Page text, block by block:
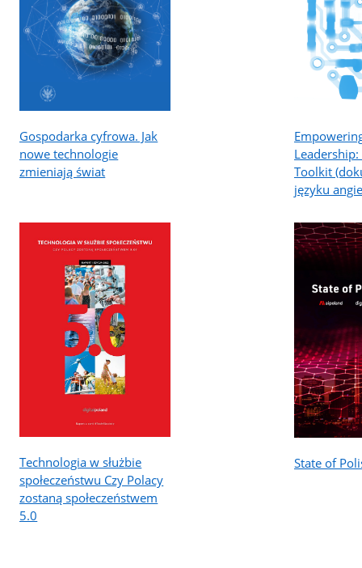
Gospodarka cyfrowa. Jak
nowe technologie
zmieniają świat
Leadership:
Toolkit
języku
Technologia w służbie
społeczeństwu Czy Polacy
zostaną społeczeństwem
5.0
State of